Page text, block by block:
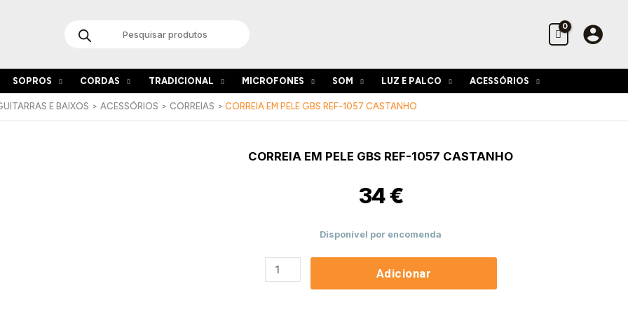
search
SOPROS CORDAS TRADICIONAL MICROFONES SOM LUZ E PALCO ACESSÓRIOS
E BAIXOS ACESSÓRIOS CORREIAS CORREIA EM PELE GBS REF-1057 CASTANHO
CORREIA EM PELE GBS REF-1057 CASTANHO
34€
Disponível por encomenda
de
Castanho
Adicionar